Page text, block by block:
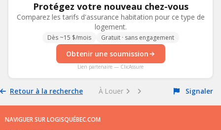
Protégez votre nouveau chez-vous
Comparez les tarifs d'assurance habitation pour ce type de
logement.
Dès ~15 $/mois Gratuit · sans engagement
Obtenir une soumission
Lien partenaire — ClicAssure
Retour à la recherche À Louer Signaler
NAVIGUER SUR LOGISQUÉBEC.COM